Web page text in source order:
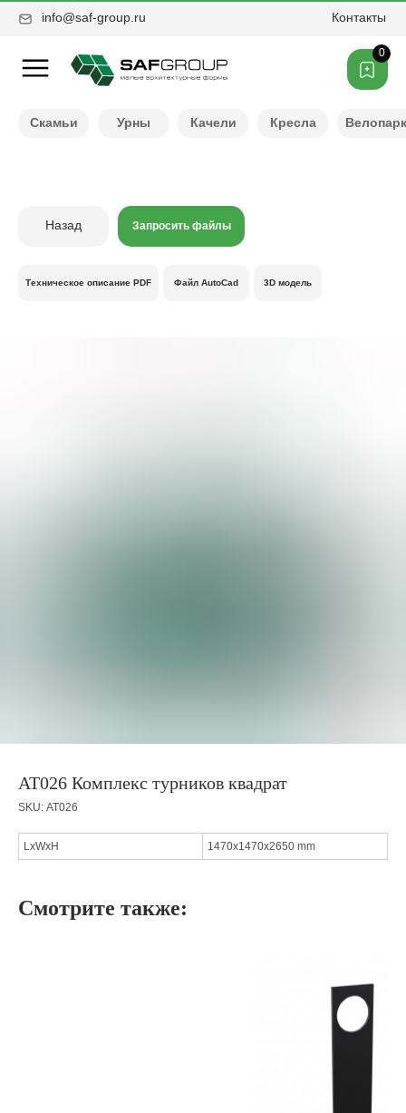
Контакты
info@saf-group.ru
0
Скамьи Урны Качели Кресла
Назад Запросить файлы
3D модель
Файл AutoCad
Техническое описание PDF
АТ026 Комплекс турников квадрат
SKU: АТ026
LxWxH 1470x1470x2650 mm
Смотрите также: